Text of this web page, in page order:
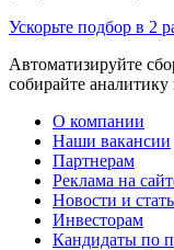
Ускорьте подбор в 2
Автоматизируйте
собирайте аналитику
О компании
Наши вакансии
Партнерам
Реклама на
Новости и
Инвесторам
Кандидаты по